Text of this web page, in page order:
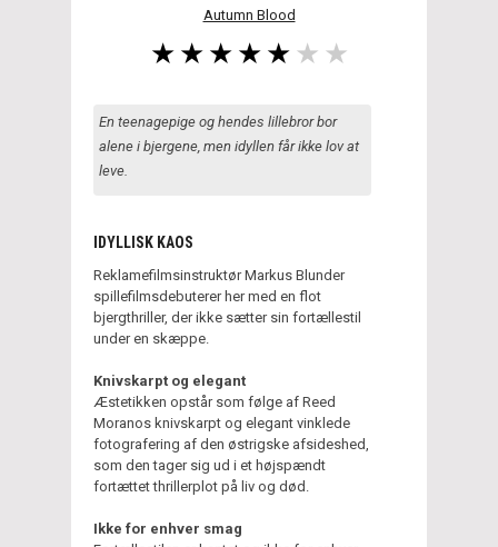
Autumn Blood
En teenagepige og hendes lillebror bor
alene i bjergene, men idyllen får ikke lov at
leve.
IDYLLISK KAOS
Reklamefilmsinstruktør Markus Blunder
spillefilmsdebuterer her med en flot
bjergthriller, der ikke sætter sin fortællestil
under en skæppe.
Knivskarpt og elegant
Æstetikken opstår som følge af Reed
Moranos knivskarpt og elegant vinklede
fotografering af den østrigske afsideshed,
som den tager sig ud i et højspændt
fortættet thrillerplot på liv og død.
Ikke for enhver smag